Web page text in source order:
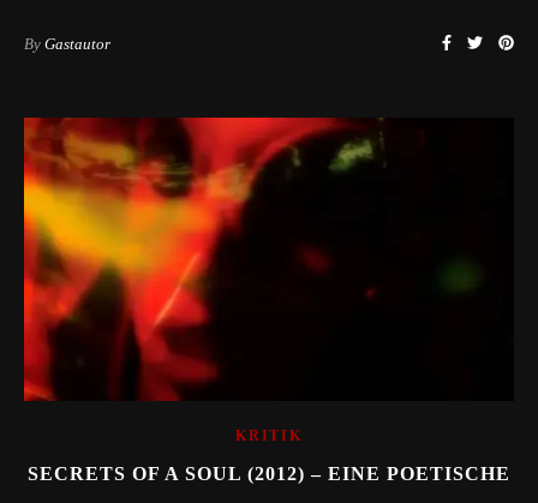
By Gastautor
KRITIK
SECRETS OF A SOUL (2012) – EINE POETISCHE